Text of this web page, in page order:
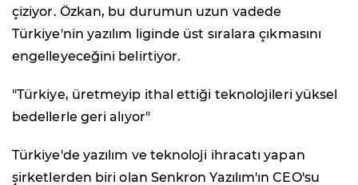
çiziyor. Özkan, bu durumun uzun vadede
Türkiye'nin yazılım liginde üst sıralara çıkmasını
engelleyeceğini belirtiyor.
"Türkiye, üretmeyip ithal ettiği teknolojileri yüksel
bedellerle geri alıyor"
Türkiye'de yazılım ve teknoloji ihracatı yapan
şirketlerden biri olan Senkron Yazılım'ın CEO'su